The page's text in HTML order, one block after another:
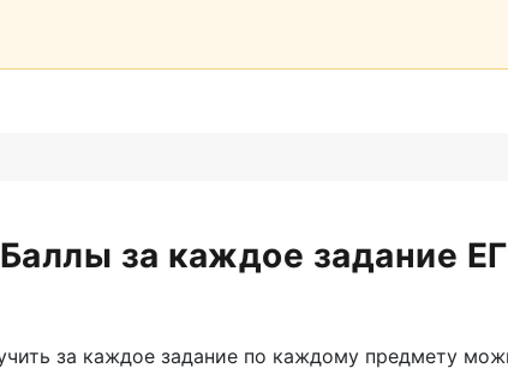
Баллы за каждое задание
за каждое задание по каждому предмету